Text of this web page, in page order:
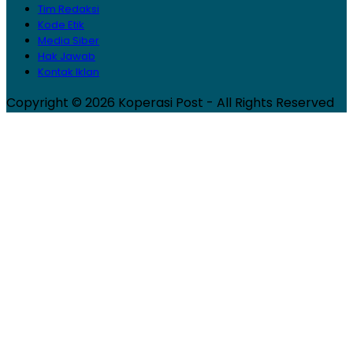
Tim Redaksi
Kode Etik
Media Siber
Hak Jawab
Kontak Iklan
Copyright © 2026 Koperasi Post - All Rights Reserved